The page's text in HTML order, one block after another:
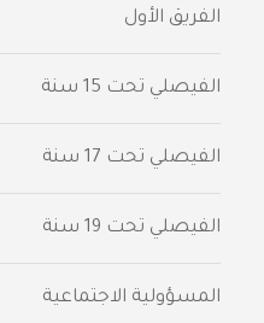
الفريق الأول
الفيصلي‬⁩ تحت 15 سنة
‫الفيصلي‬⁩ تحت 17 سنة
الفيصلي‬⁩ تحت 19 سنة
المسؤولية الاجتماعية